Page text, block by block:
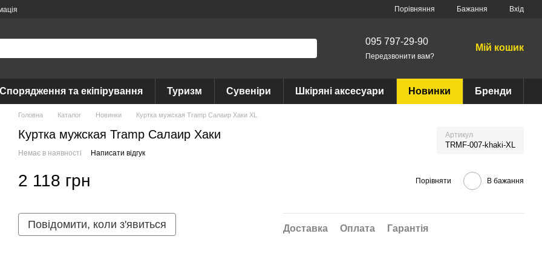
Порівняння Бажання Вхід
095 797-29-90
Передзвонити вам?
Мій кошик
Спорядження та екіпірування Туризм Сувеніри Шкіряні аксесуари Новинки Бренди
Головна Каталог Новинки Куртка мужская Tramp Салаир Хаки XL
Куртка мужская Tramp Салаир Хаки Артикул
TRMF-007-khaki-XL
Немає в наявності Написати відгук
2 118 грн Порівняти В бажання
Повідомити, коли з'явиться Доставка Оплата Гарантія